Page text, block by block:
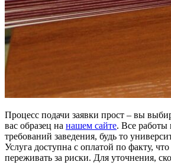
Процесс подачи заявки прост – вы
вас образец на нашем сайте. Все работы
требований заведения, будь то
Услуга доступна с оплатой по факту,
переживать за риски. Для уточнения,